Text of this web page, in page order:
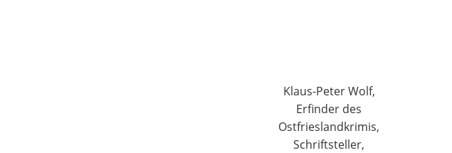
Klaus-Peter Wolf,
Erfinder des
Ostfrieslandkrimis,
Schriftsteller,